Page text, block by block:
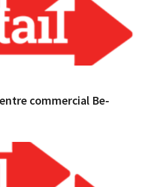
commercial Be-